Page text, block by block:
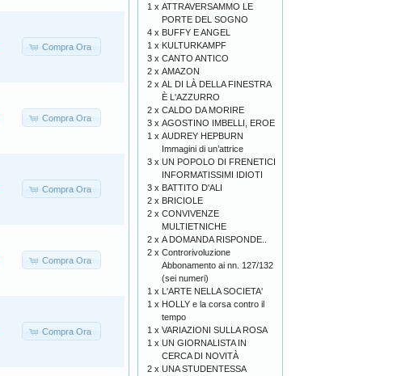
Compra Ora
Compra Ora
Compra Ora
Compra Ora
Compra Ora
1 x ATTRAVERSAMMO LE
PORTE DEL SOGNO
4 x BUFFY E ANGEL
1 x KULTURKAMPF
3 x CANTO ANTICO
2 x AMAZON
2 x AL DI LÀ DELLA FINESTRA
È L'AZZURRO
2 x CALDO DA MORIRE
3 x AGOSTINO IMBELLI, EROE
1 x AUDREY HEPBURN
Immagini di un’attrice
3 x UN POPOLO DI FRENETICI
INFORMATISSIMI IDIOTI
3 x BATTITO D'ALI
2 x BRICIOLE
2 x CONVIVENZE
MULTIETNICHE
2 x A DOMANDA RISPONDE..
2 x Controrivoluzione
Abbonamento ai nn. 127/132
(sei numeri)
1 x L'ARTE NELLA SOCIETA'
1 x HOLLY e la corsa contro il
tempo
1 x VARIAZIONI SULLA ROSA
1 x UN GIORNALISTA IN
CERCA DI NOVITÀ
2 x UNA STUDENTESSA